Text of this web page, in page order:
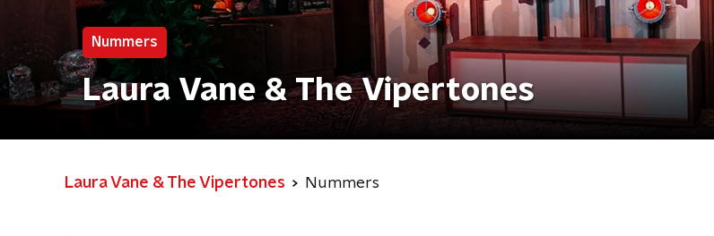
Nummers
Laura Vane & The Vipertones
Laura Vane & The Vipertones Nummers